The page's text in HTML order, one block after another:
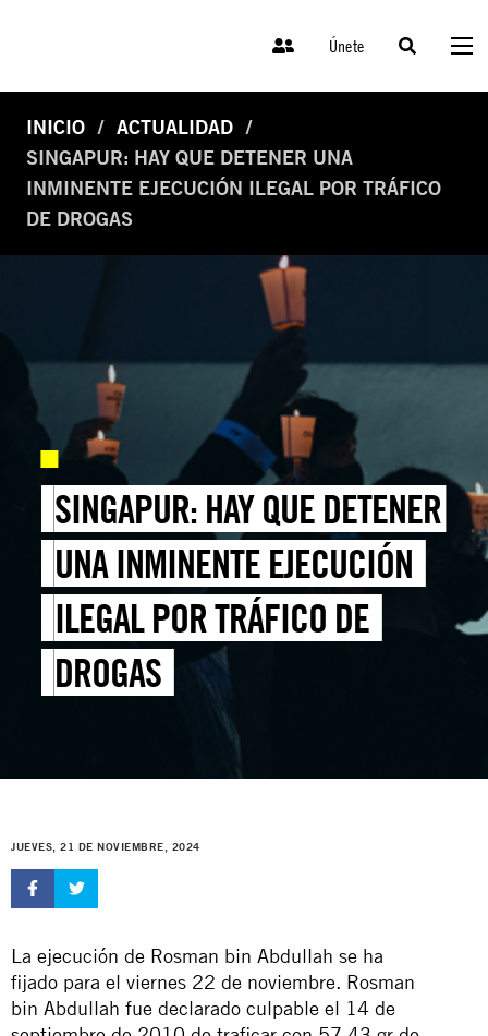
Únete
INICIO
ACTUALIDAD
SINGAPUR: HAY QUE DETENER UNA
INMINENTE EJECUCIÓN ILEGAL POR TRÁFICO
DE DROGAS
SINGAPUR: HAY QUE DETENER
UNA INMINENTE EJECUCIÓN
ILEGAL POR TRÁFICO DE
DROGAS
JUEVES, 21 DE NOVIEMBRE, 2024
La ejecución de Rosman bin Abdullah se ha
fijado para el viernes 22 de noviembre. Rosman
bin Abdullah fue declarado culpable el 14 de